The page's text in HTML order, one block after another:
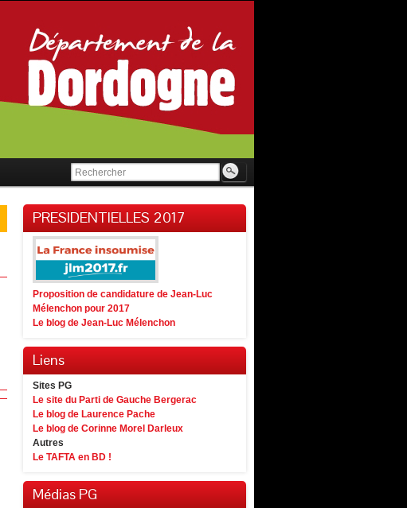
PRESIDENTIELLES 2017
Proposition de candidature de Jean-Luc
Mélenchon pour 2017
Le blog de Jean-Luc Mélenchon
Liens
Sites PG
Le site du Parti de Gauche Bergerac
Le blog de Laurence Pache
Le blog de Corinne Morel Darleux
Autres
Le TAFTA en BD !
Médias PG